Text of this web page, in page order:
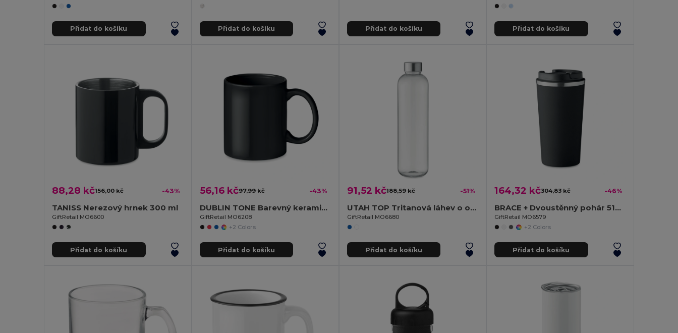
Přidat do košíku Přidat do košíku Přidat do košíku Přidat do košíku
88,28 kč156,00 kč -43%
TANISS Nerezový hrnek 300 ml
GiftRetail MO6600
Přidat do košíku
56,16 kč97,99 kč -43%
DUBLIN TONE Barevný keramický hrnek 300ml
GiftRetail MO6208
+2 Colors
Přidat do košíku
91,52 kč188,59 kč -51%
UTAH TOP Tritanová láhev o objemu 1 l
GiftRetail MO6680
Přidat do košíku
164,32 kč304,83 kč -46%
BRACE + Dvoustěnný pohár 510 ml
GiftRetail MO6579
+2 Colors
Přidat do košíku